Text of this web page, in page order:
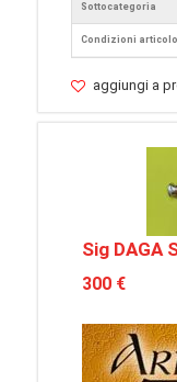
Sottocategoria
Condizioni articolo
aggiungi a
Sig DAGA
300 €